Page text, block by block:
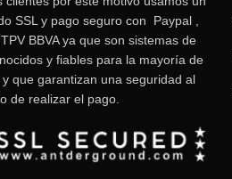
SSL y pago seguro con Paypal ,
BBVA ya que son sistemas de
y fiables para la mayoría de
y que garantizan una seguridad al
de realizar el pago.